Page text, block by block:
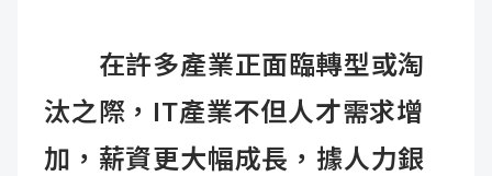
在許多產業正面臨轉型或淘
汰之際，IT產業不但人才需求增
加，薪資更大幅成長，據人力銀